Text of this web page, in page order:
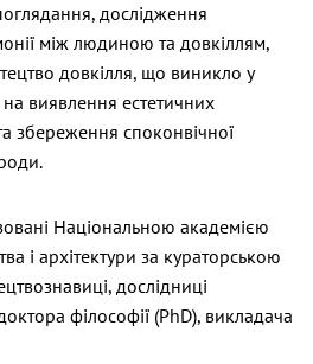
дослідження
між людиною та довкіллям,
довкілля, що виникло у
виявлення естетичних
збереження споконвічної
Національною академією
і архітектури за кураторською
дослідниці
філософії (PhD), викладача